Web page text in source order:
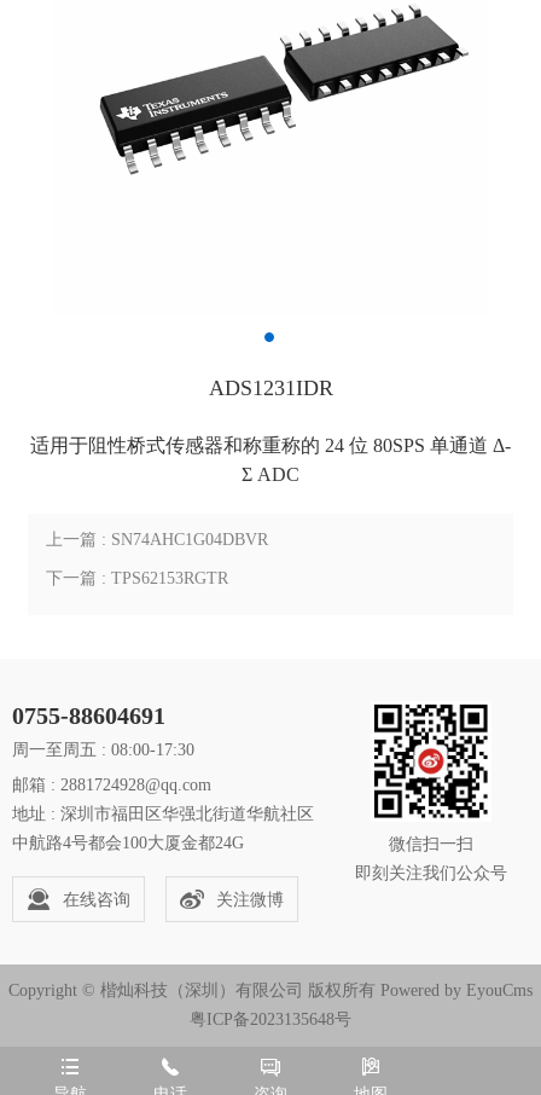
   
ADS1231IDR
适用于阻性桥式传感器和称重称的 24 位 80SPS 单通道 Δ-
Σ ADC
上一篇 : SN74AHC1G04DBVR
下一篇 : ​TPS62153RGTR
0755-88604691
周一至周五 : 08:00-17:30
邮箱 : 2881724928@qq.com
地址 : 深圳市福田区华强北街道华航社区
中航路4号都会100大厦金都24G
在线咨询 关注微博
微信扫一扫
即刻关注我们公众号
Copyright © 楷灿科技（深圳）有限公司 版权所有 Powered by EyouCms
粤ICP备2023135648号